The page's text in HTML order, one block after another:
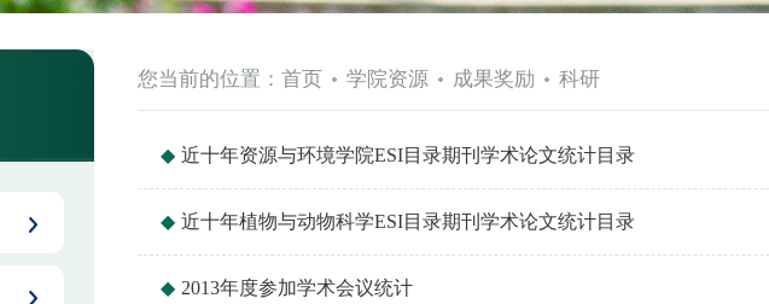
您当前的位置： 首页 学院资源 成果奖励 科研
近十年资源与环境学院ESI目录期刊学术论文统计目录
近十年植物与动物科学ESI目录期刊学术论文统计目录
2013年度参加学术会议统计